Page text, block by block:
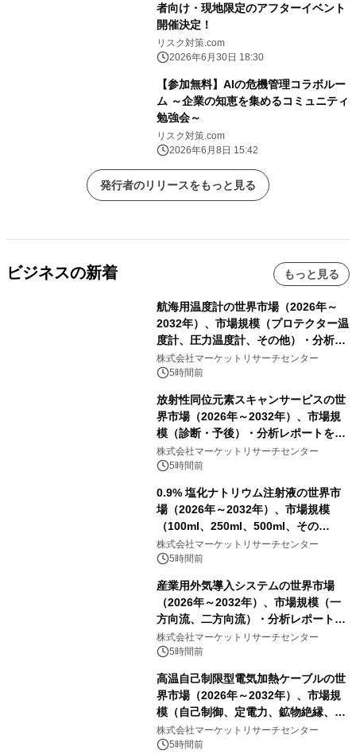
者向け・現地限定のアフターイベント
開催決定！
リスク対策.com
2026年6月30日 18:30
【参加無料】AIの危機管理コラボルー
ム ～企業の知恵を集めるコミュニティ
勉強会～
リスク対策.com
2026年6月8日 15:42
発行者のリリースをもっと見る
ビジネスの新着 もっと見る
航海用温度計の世界市場（2026年～
2032年）、市場規模（プロテクター温
度計、圧力温度計、その他）・分析レ
ポートを発表
株式会社マーケットリサーチセンター
5時間前
放射性同位元素スキャンサービスの世
界市場（2026年～2032年）、市場規
模（診断・予後）・分析レポートを発
表
株式会社マーケットリサーチセンター
5時間前
0.9% 塩化ナトリウム注射液の世界市
場（2026年～2032年）、市場規模
（100ml、250ml、500ml、その
他）・分析レポートを発表
株式会社マーケットリサーチセンター
5時間前
産業用外気導入システムの世界市場
（2026年～2032年）、市場規模（一
方向流、二方向流）・分析レポートを
発表
株式会社マーケットリサーチセンター
5時間前
高温自己制限型電気加熱ケーブルの世
界市場（2026年～2032年）、市場規
模（自己制御、定電力、鉱物絶縁、表
皮効果）・分析レポートを発表
株式会社マーケットリサーチセンター
5時間前